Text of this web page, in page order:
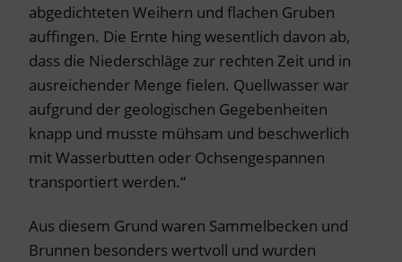
abgedichteten Weihern und flachen Gruben
auffingen. Die Ernte hing wesentlich davon ab,
dass die Niederschläge zur rechten Zeit und in
ausreichender Menge fielen. Quellwasser war
aufgrund der geologischen Gegebenheiten
knapp und musste mühsam und beschwerlich
mit Wasserbutten oder Ochsengespannen
transportiert werden.“
Aus diesem Grund waren Sammelbecken und
Brunnen besonders wertvoll und wurden